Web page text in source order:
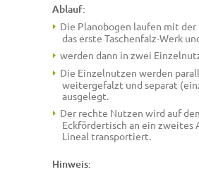
Ablauf:
Die Planobogen laufen mit
das erste Taschenfalz-Werk
werden dann in zwei
Die Einzelnutzen werden
weitergefalzt und separat
ausgelegt.
Der rechte Nutzen wird auf
Eckfördertisch an ein zweites
Lineal transportiert.
Hinweis: